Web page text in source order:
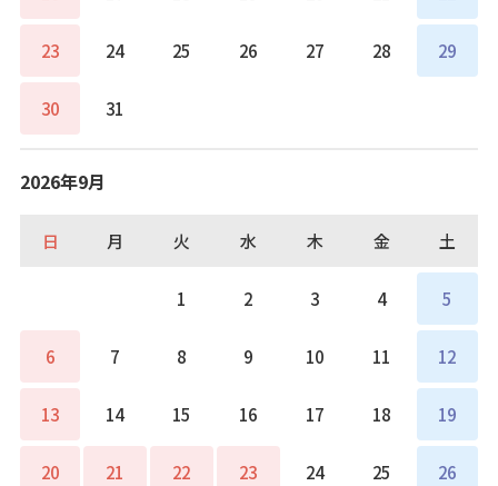
23 24 25 26 27 28 29
30 31
2026年9月
日 月 火 水 木 金 土
1 2 3 4 5
6 7 8 9 10 11 12
13 14 15 16 17 18 19
20 21 22 23 24 25 26